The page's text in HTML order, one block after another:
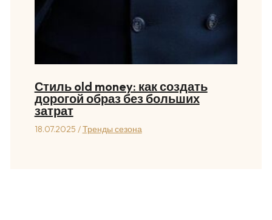
Стиль old money: как создать
дорогой образ без больших
затрат
18.07.2025 /Тренды сезона